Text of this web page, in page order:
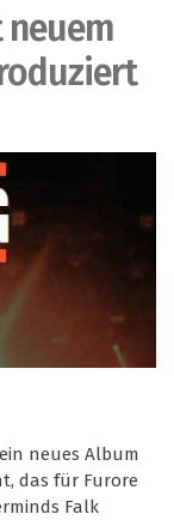
neues Album
das für Furore
Falk